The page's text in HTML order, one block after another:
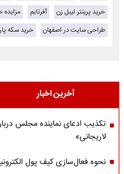
خرید پرینتر لیبل زن
آفرتایم مزایده
طراحی سایت در اصفهان
خرید سکه
آخرین اخبار
تکذیب ادعای نماینده مجلس
لاریجانی»
نحوه فعال‌سازی کیف پول